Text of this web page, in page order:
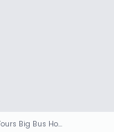
Tours Big Bus Hop-On Hop-Off de Los Ángeles (Descapotable)